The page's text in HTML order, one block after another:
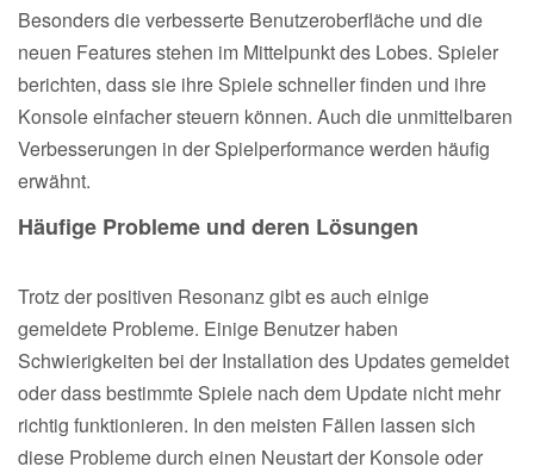
Besonders die verbesserte Benutzeroberfläche und die
neuen Features stehen im Mittelpunkt des Lobes. Spieler
berichten, dass sie ihre Spiele schneller finden und ihre
Konsole einfacher steuern können. Auch die unmittelbaren
Verbesserungen in der Spielperformance werden häufig
erwähnt.
Häufige Probleme und deren Lösungen
Trotz der positiven Resonanz gibt es auch einige
gemeldete Probleme. Einige Benutzer haben
Schwierigkeiten bei der Installation des Updates gemeldet
oder dass bestimmte Spiele nach dem Update nicht mehr
richtig funktionieren. In den meisten Fällen lassen sich
diese Probleme durch einen Neustart der Konsole oder